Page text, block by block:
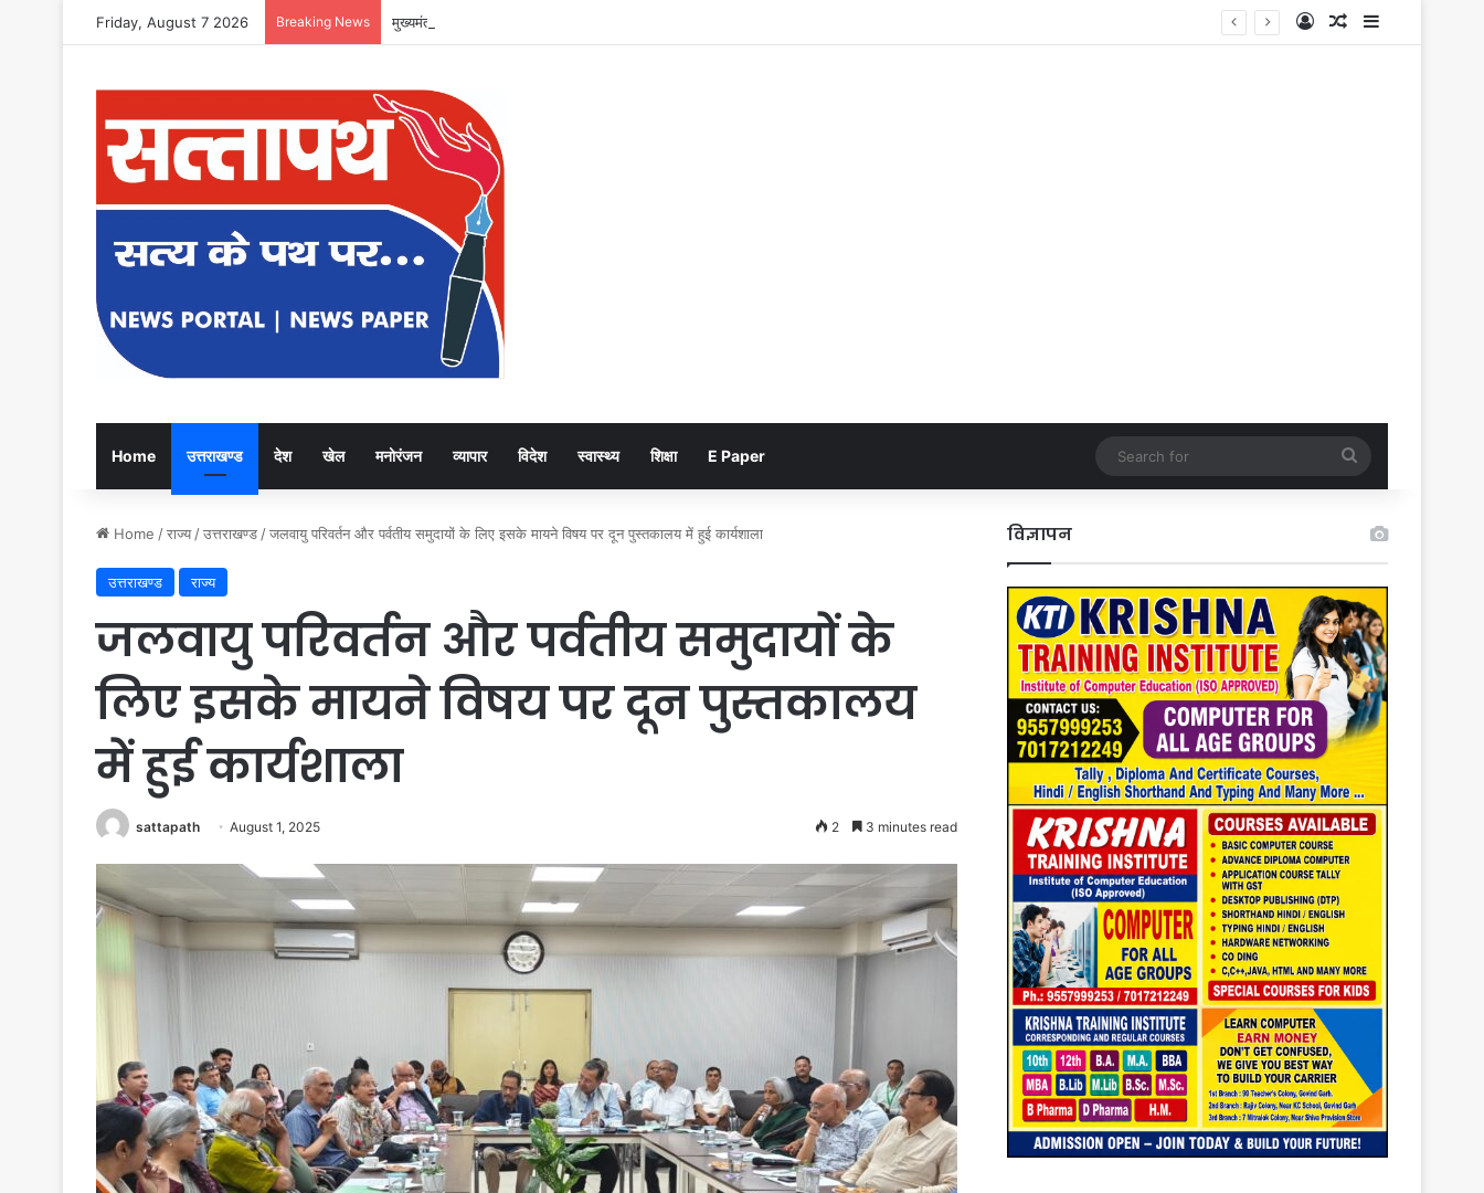
Friday, August 7 2026 Breaking News मुख्यमंत्री से महानिदेशक एनसीसी ने की शिष्टाचार भेंट, उत्तराखण्ड में एनसीसी के विस्तार एवं आधुनिक आधारभूत संरचना के विकास पर हुई महत्वपूर्ण चर्चा Log InRandom Article
Sidebar
Home उत्तराखण्ड देश खेल मनोरंजन व्यापार विदेश स्वास्थ्य शिक्षा E Paper
for
Home /राज्य /उत्तराखण्ड /जलवायु परिवर्तन और पर्वतीय समुदायों के लिए इसके मायने विषय पर दून पुस्तकालय में हुई कार्यशाला
उत्तराखण्ड राज्य
जलवायु परिवर्तन और पर्वतीय समुदायों के
लिए इसके मायने विषय पर दून पुस्तकालय
में हुई कार्यशाला
sattapath August 1, 2025 2 3 minutes read
विज्ञापन